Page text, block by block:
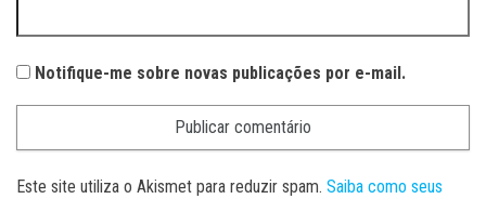
Notifique-me sobre novas publicações por e-mail.
Este site utiliza o Akismet para reduzir spam. Saiba como seus